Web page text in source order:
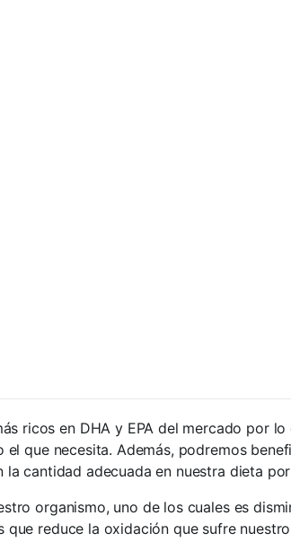
ricos en DHA y EPA del mercado por
que necesita. Además, podremos
cantidad adecuada en nuestra dieta
organismo, uno de los cuales es
reduce la oxidación que sufre